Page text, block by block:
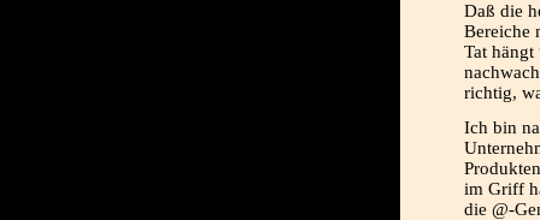
Daß die
Bereiche
Tat
richtig,
Ich bin
im Griff
die @-